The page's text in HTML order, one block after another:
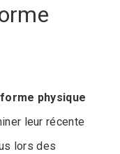
physique
leur récente
lors des